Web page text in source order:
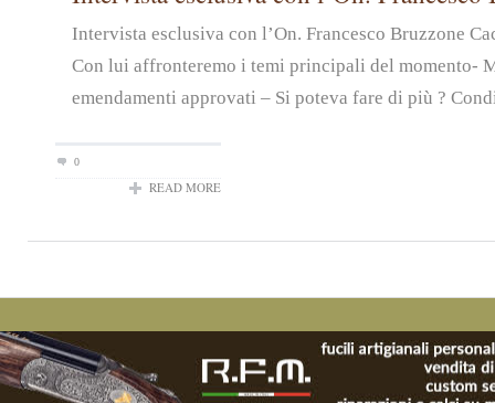
Intervista esclusiva con l’On. Francesco Bruzzone
Con lui affronteremo i temi principali del momento-
emendamenti approvati – Si poteva fare di più ?
0
READ MORE